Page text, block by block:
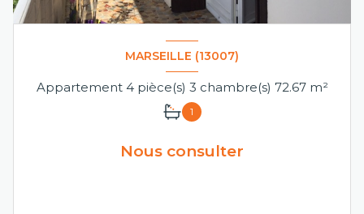
MARSEILLE (13007)
Appartement 4 pièce(s) 3 chambre(s) 72.67 m²
1
Nous consulter